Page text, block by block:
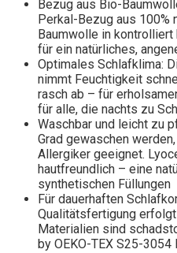
Bezug aus Bio-
Perkal-Bezug aus 100%
Baumwolle in
für ein natürliches,
Optimales Schlafklima:
nimmt Feuchtigkeit
rasch ab – für
für alle, die nachts zu
Waschbar und leicht zu
Grad gewaschen
Allergiker geeignet.
hautfreundlich – eine
synthetischen Füllungen
Für dauerhaften
Qualitätsfertigung
Materialien sind
by OEKO-TEX S25-3054